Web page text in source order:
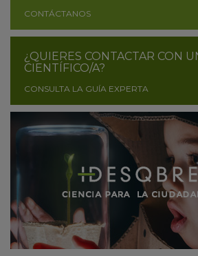
CONTÁCTANOS
¿QUIERES CONTACTAR CON
CIENTÍFICO/A?
CONSULTA LA GUÍA EXPERTA